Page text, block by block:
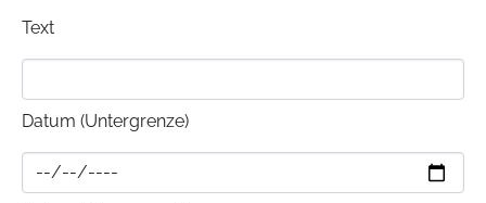
Text
Datum (Untergrenze)